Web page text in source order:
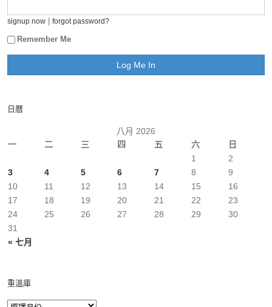
signup now forgot password?
Remember Me
日曆
八月 2026
一
二 三 四 五 六 日
« 七月
1
2
3
4 5 6 7 8
9
10
11 12 13 14 15
16
17
18 19 20 21 22
23
24
25 26 27 28 29
30
31
重溫庫